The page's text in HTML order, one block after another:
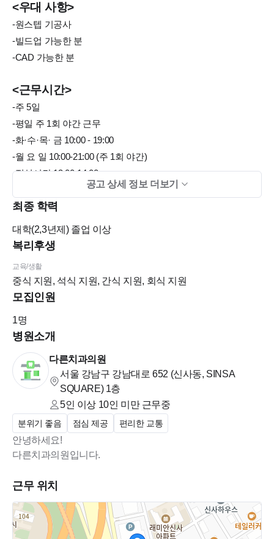
<우대 사항>
-원스텝 기공사
-빌드업 가능한 분
-CAD 가능한 분
<근무시간>
-주 5일
-평일 주 1회 야간 근무
-화·수·목· 금 10:00 - 19:00
-월 요 일 10:00-21:00 (주 1회 야간)
-점심시간 13:00-14:00
-토요일 점심시간 없음
-매주 수요일 전체 휴진(대표원장 삼성병원 출강으로 인한 휴진)
<복리후생>
-법정 연차 준수 - 1년차 11일 / 2년차 15일 ~ 근속에 따라 증가
-4대보험 가입
-퇴직연금 가입
-인센티브 지급
-식사 제공: 점심 제공 / 야간근무 시 저녁 제공
-생일 축하금 지급
-명절 상여금 지급
-자기계발비 지원
-근속포상 지급 - 3년: 50만원 / 5년: 100만원
-치과 진료비 할인 - 본인 · 가족 · 지인
-유니폼+ 근무화 지급+ 세탁도 지원
-직원 쉼터 완비 (에어컨, 냉장고, 개인락커 보유)
-어시스트 툴 - 전 체어 구비
<급여>
- 연봉 : 협의 (최고 대우 보장)
공고 상세 정보 더보기
최종 학력
대학(2,3년제)졸업 이상
복리후생
교육/생활
중식 지원, 석식 지원, 간식 지원, 회식 지원
모집인원
1명
병원소개
다른치과의원
서울 강남구 강남대로 652 (신사동, SINSA
SQUARE) 1층
5인 이상 10인 미만근무중
분위기 좋음 점심 제공 편리한 교통
안녕하세요!
다른치과의원입니다.
근무 위치